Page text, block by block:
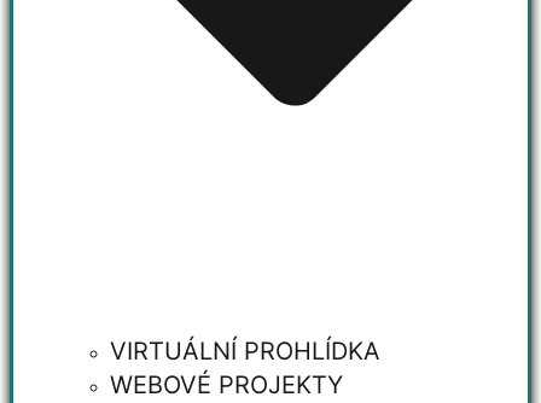
VIRTUÁLNÍ PROHLÍDKA
WEBOVÉ PROJEKTY